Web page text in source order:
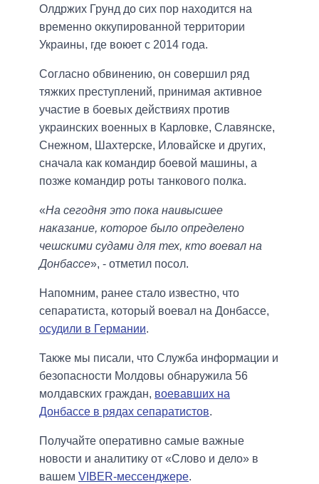
Олдржих Грунд до сих пор находится на
временно оккупированной территории
Украины, где воюет с 2014 года.
Согласно обвинению, он совершил ряд
тяжких преступлений, принимая активное
участие в боевых действиях против
украинских военных в Карловке, Славянске,
Снежном, Шахтерске, Иловайске и других,
сначала как командир боевой машины, а
позже командир роты танкового полка.
«На сегодня это пока наивысшее
наказание, которое было определено
чешскими судами для тех, кто воевал на
Донбассе», - отметил посол.
Напомним, ранее стало известно, что
сепаратиста, который воевал на Донбассе,
осудили в Германии.
Также мы писали, что Служба информации и
безопасности Молдовы обнаружила 56
молдавских граждан, воевавших на
Донбассе в рядах сепаратистов.
Получайте оперативно самые важные
новости и аналитику от «Слово и дело» в
вашем VIBER-мессенджере.